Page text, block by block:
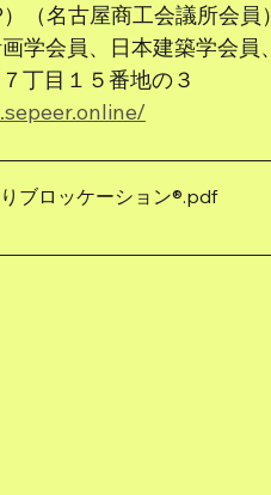
（名古屋商工会議所会員）
学会員、日本建築学会員
丁目１５番地の３
ブロッケーション®.pdf